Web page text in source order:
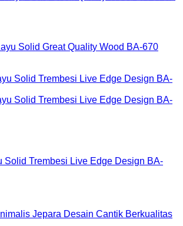
Solid Great Quality Wood BA-670
Solid Trembesi Live Edge Design BA-